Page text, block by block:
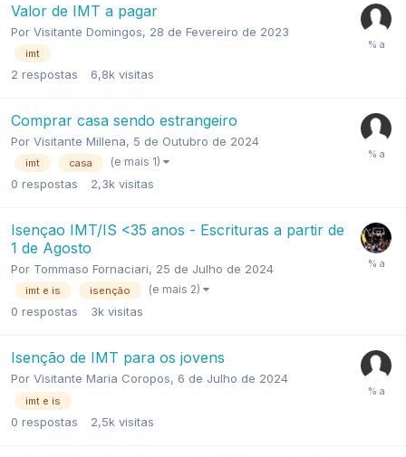
Valor de IMT a pagar
Por Visitante Domingos, 28 de Fevereiro de 2023
imt
2 respostas 6,8k visitas
Comprar casa sendo estrangeiro
Por Visitante Millena, 5 de Outubro de 2024
imt casa (e mais 1)
0 respostas 2,3k visitas
Isençao IMT/IS <35 anos - Escrituras a partir de
1 de Agosto
Por Tommaso Fornaciari, 25 de Julho de 2024
imt e is isenção (e mais 2)
0 respostas 3k visitas
Isenção de IMT para os jovens
Por Visitante Maria Coropos, 6 de Julho de 2024
imt e is
0 respostas 2,5k visitas